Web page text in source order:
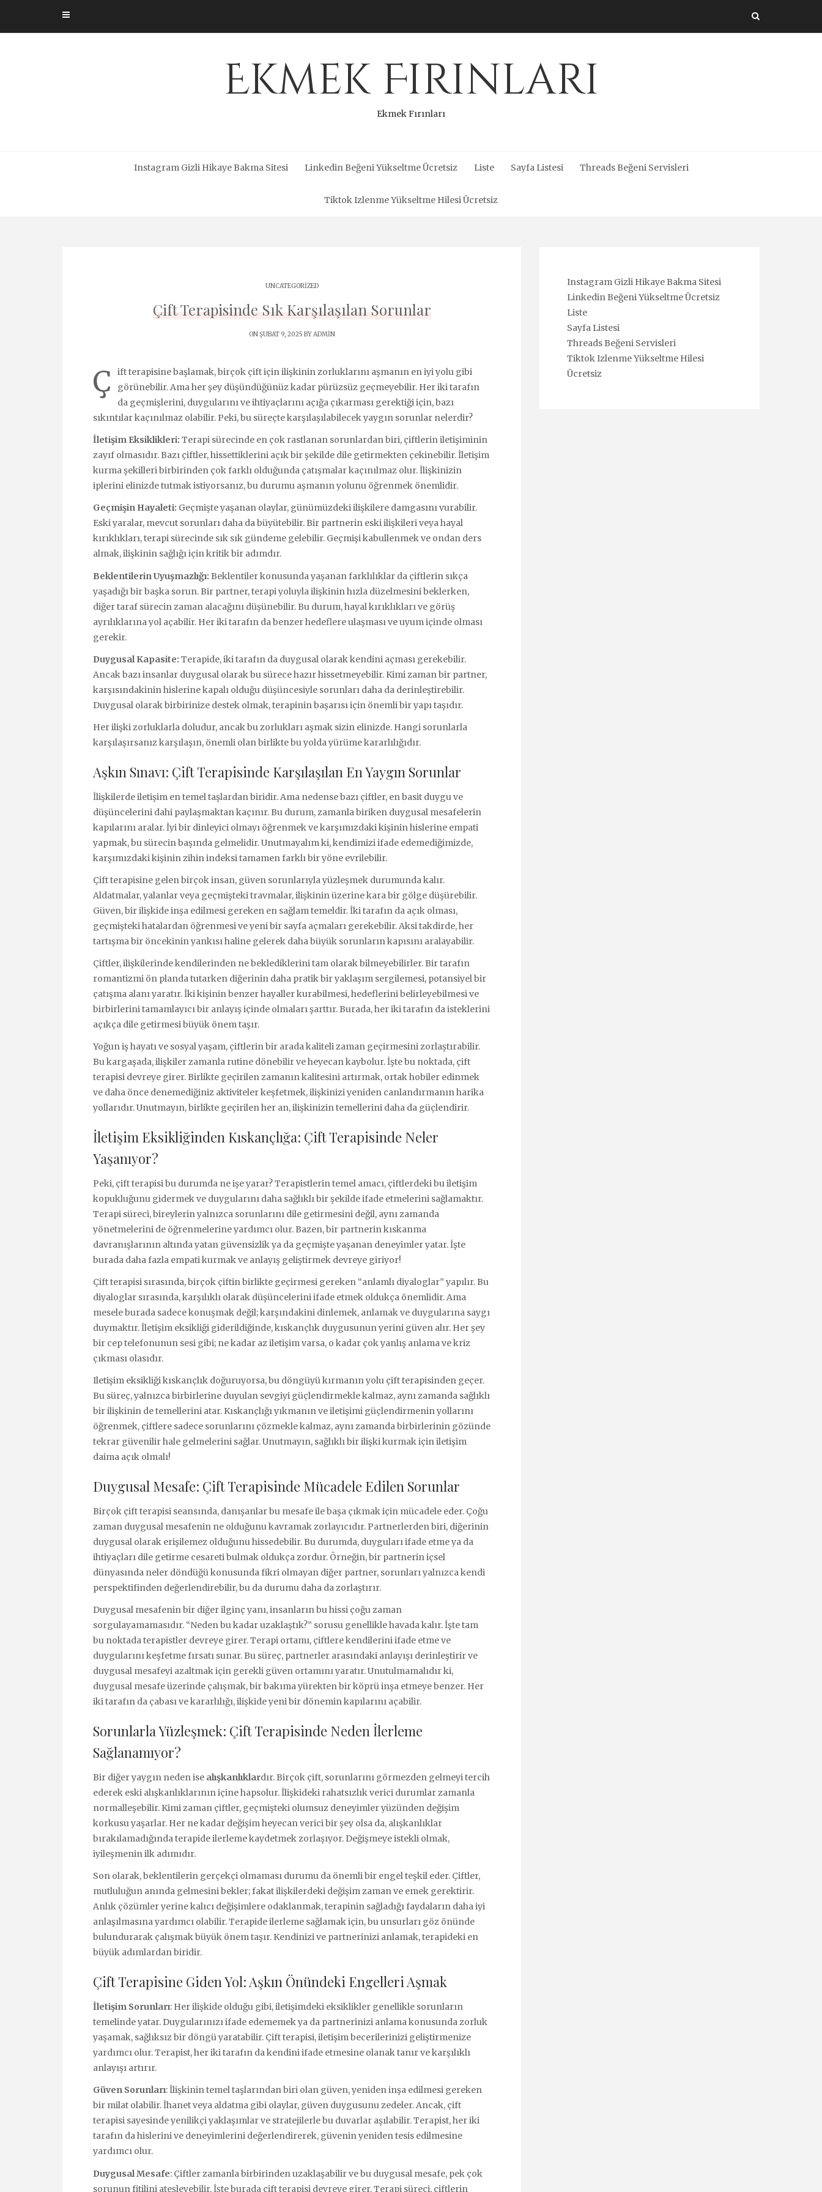
content
Ekmek Fırınları
Ekmek Fırınları
Instagram Gizli Hikaye Bakma Sitesi Linkedin Beğeni Yükseltme Ücretsiz Liste Sayfa Listesi Threads Beğeni Servisleri
Tiktok Izlenme Yükseltme Hilesi Ücretsiz
UNCATEGORIZED
Çift Terapisinde Sık Karşılaşılan Sorunlar
ON ŞUBAT 9, 2025 BYADMIN
Ç
ift terapisine başlamak, birçok çift için ilişkinin zorluklarını aşmanın en iyi yolu gibi
görünebilir. Ama her şey düşündüğünüz kadar pürüzsüz geçmeyebilir. Her iki tarafın
da geçmişlerini, duygularını ve ihtiyaçlarını açığa çıkarması gerektiği için, bazı
sıkıntılar kaçınılmaz olabilir. Peki, bu süreçte karşılaşılabilecek yaygın sorunlar nelerdir?
İletişim Eksiklikleri: Terapi sürecinde en çok rastlanan sorunlardan biri, çiftlerin iletişiminin
zayıf olmasıdır. Bazı çiftler, hissettiklerini açık bir şekilde dile getirmekten çekinebilir. İletişim
kurma şekilleri birbirinden çok farklı olduğunda çatışmalar kaçınılmaz olur. İlişkinizin
iplerini elinizde tutmak istiyorsanız, bu durumu aşmanın yolunu öğrenmek önemlidir.
Geçmişin Hayaleti: Geçmişte yaşanan olaylar, günümüzdeki ilişkilere damgasını vurabilir.
Eski yaralar, mevcut sorunları daha da büyütebilir. Bir partnerin eski ilişkileri veya hayal
kırıklıkları, terapi sürecinde sık sık gündeme gelebilir. Geçmişi kabullenmek ve ondan ders
almak, ilişkinin sağlığı için kritik bir adımdır.
Beklentilerin Uyuşmazlığı: Beklentiler konusunda yaşanan farklılıklar da çiftlerin sıkça
yaşadığı bir başka sorun. Bir partner, terapi yoluyla ilişkinin hızla düzelmesini beklerken,
diğer taraf sürecin zaman alacağını düşünebilir. Bu durum, hayal kırıklıkları ve görüş
ayrılıklarına yol açabilir. Her iki tarafın da benzer hedeflere ulaşması ve uyum içinde olması
gerekir.
Duygusal Kapasite: Terapide, iki tarafın da duygusal olarak kendini açması gerekebilir.
Ancak bazı insanlar duygusal olarak bu sürece hazır hissetmeyebilir. Kimi zaman bir partner,
karşısındakinin hislerine kapalı olduğu düşüncesiyle sorunları daha da derinleştirebilir.
Duygusal olarak birbirinize destek olmak, terapinin başarısı için önemli bir yapı taşıdır.
Her ilişki zorluklarla doludur, ancak bu zorlukları aşmak sizin elinizde. Hangi sorunlarla
karşılaşırsanız karşılaşın, önemli olan birlikte bu yolda yürüme kararlılığıdır.
Aşkın Sınavı: Çift Terapisinde Karşılaşılan En Yaygın Sorunlar
İlişkilerde iletişim en temel taşlardan biridir. Ama nedense bazı çiftler, en basit duygu ve
düşüncelerini dahi paylaşmaktan kaçınır. Bu durum, zamanla biriken duygusal mesafelerin
kapılarını aralar. İyi bir dinleyici olmayı öğrenmek ve karşımızdaki kişinin hislerine empati
yapmak, bu sürecin başında gelmelidir. Unutmayalım ki, kendimizi ifade edemediğimizde,
karşımızdaki kişinin zihin indeksi tamamen farklı bir yöne evrilebilir.
Çift terapisine gelen birçok insan, güven sorunlarıyla yüzleşmek durumunda kalır.
Aldatmalar, yalanlar veya geçmişteki travmalar, ilişkinin üzerine kara bir gölge düşürebilir.
Güven, bir ilişkide inşa edilmesi gereken en sağlam temeldir. İki tarafın da açık olması,
geçmişteki hatalardan öğrenmesi ve yeni bir sayfa açmaları gerekebilir. Aksi takdirde, her
tartışma bir öncekinin yankısı haline gelerek daha büyük sorunların kapısını aralayabilir.
Çiftler, ilişkilerinde kendilerinden ne beklediklerini tam olarak bilmeyebilirler. Bir tarafın
romantizmi ön planda tutarken diğerinin daha pratik bir yaklaşım sergilemesi, potansiyel bir
çatışma alanı yaratır. İki kişinin benzer hayaller kurabilmesi, hedeflerini belirleyebilmesi ve
birbirlerini tamamlayıcı bir anlayış içinde olmaları şarttır. Burada, her iki tarafın da isteklerini
açıkça dile getirmesi büyük önem taşır.
Yoğun iş hayatı ve sosyal yaşam, çiftlerin bir arada kaliteli zaman geçirmesini zorlaştırabilir.
Bu kargaşada, ilişkiler zamanla rutine dönebilir ve heyecan kaybolur. İşte bu noktada, çift
terapisi devreye girer. Birlikte geçirilen zamanın kalitesini artırmak, ortak hobiler edinmek
ve daha önce denemediğiniz aktiviteler keşfetmek, ilişkinizi yeniden canlandırmanın harika
yollarıdır. Unutmayın, birlikte geçirilen her an, ilişkinizin temellerini daha da güçlendirir.
İletişim Eksikliğinden Kıskançlığa: Çift Terapisinde Neler
Yaşanıyor?
Peki, çift terapisi bu durumda ne işe yarar? Terapistlerin temel amacı, çiftlerdeki bu iletişim
kopukluğunu gidermek ve duygularını daha sağlıklı bir şekilde ifade etmelerini sağlamaktır.
Terapi süreci, bireylerin yalnızca sorunlarını dile getirmesini değil, aynı zamanda
yönetmelerini de öğrenmelerine yardımcı olur. Bazen, bir partnerin kıskanma
davranışlarının altında yatan güvensizlik ya da geçmişte yaşanan deneyimler yatar. İşte
burada daha fazla empati kurmak ve anlayış geliştirmek devreye giriyor!
Çift terapisi sırasında, birçok çiftin birlikte geçirmesi gereken “anlamlı diyaloglar” yapılır. Bu
diyaloglar sırasında, karşılıklı olarak düşüncelerini ifade etmek oldukça önemlidir. Ama
mesele burada sadece konuşmak değil; karşındakini dinlemek, anlamak ve duygularına saygı
duymaktır. İletişim eksikliği giderildiğinde, kıskançlık duygusunun yerini güven alır. Her şey
bir cep telefonunun sesi gibi; ne kadar az iletişim varsa, o kadar çok yanlış anlama ve kriz
çıkması olasıdır.
Iletişim eksikliği kıskançlık doğuruyorsa, bu döngüyü kırmanın yolu çift terapisinden geçer.
Bu süreç, yalnızca birbirlerine duyulan sevgiyi güçlendirmekle kalmaz, aynı zamanda sağlıklı
bir ilişkinin de temellerini atar. Kıskançlığı yıkmanın ve iletişimi güçlendirmenin yollarını
öğrenmek, çiftlere sadece sorunlarını çözmekle kalmaz, aynı zamanda birbirlerinin gözünde
tekrar güvenilir hale gelmelerini sağlar. Unutmayın, sağlıklı bir ilişki kurmak için iletişim
daima açık olmalı!
Duygusal Mesafe: Çift Terapisinde Mücadele Edilen Sorunlar
Birçok çift terapisi seansında, danışanlar bu mesafe ile başa çıkmak için mücadele eder. Çoğu
zaman duygusal mesafenin ne olduğunu kavramak zorlayıcıdır. Partnerlerden biri, diğerinin
duygusal olarak erişilemez olduğunu hissedebilir. Bu durumda, duyguları ifade etme ya da
ihtiyaçları dile getirme cesareti bulmak oldukça zordur. Örneğin, bir partnerin içsel
dünyasında neler döndüğü konusunda fikri olmayan diğer partner, sorunları yalnızca kendi
perspektifinden değerlendirebilir, bu da durumu daha da zorlaştırır.
Duygusal mesafenin bir diğer ilginç yanı, insanların bu hissi çoğu zaman
sorgulayamamasıdır. “Neden bu kadar uzaklaştık?” sorusu genellikle havada kalır. İşte tam
bu noktada terapistler devreye girer. Terapi ortamı, çiftlere kendilerini ifade etme ve
duygularını keşfetme fırsatı sunar. Bu süreç, partnerler arasındaki anlayışı derinleştirir ve
duygusal mesafeyi azaltmak için gerekli güven ortamını yaratır. Unutulmamalıdır ki,
duygusal mesafe üzerinde çalışmak, bir bakıma yürekten bir köprü inşa etmeye benzer. Her
iki tarafın da çabası ve kararlılığı, ilişkide yeni bir dönemin kapılarını açabilir.
Sorunlarla Yüzleşmek: Çift Terapisinde Neden İlerleme
Sağlanamıyor?
Bir diğer yaygın neden ise alışkanlıklardır. Birçok çift, sorunlarını görmezden gelmeyi tercih
ederek eski alışkanlıklarının içine hapsolur. İlişkideki rahatsızlık verici durumlar zamanla
normalleşebilir. Kimi zaman çiftler, geçmişteki olumsuz deneyimler yüzünden değişim
korkusu yaşarlar. Her ne kadar değişim heyecan verici bir şey olsa da, alışkanlıklar
bırakılamadığında terapide ilerleme kaydetmek zorlaşıyor. Değişmeye istekli olmak,
iyileşmenin ilk adımıdır.
Son olarak, beklentilerin gerçekçi olmaması durumu da önemli bir engel teşkil eder. Çiftler,
mutluluğun anında gelmesini bekler; fakat ilişkilerdeki değişim zaman ve emek gerektirir.
Anlık çözümler yerine kalıcı değişimlere odaklanmak, terapinin sağladığı faydaların daha iyi
anlaşılmasına yardımcı olabilir. Terapide ilerleme sağlamak için, bu unsurları göz önünde
bulundurarak çalışmak büyük önem taşır. Kendinizi ve partnerinizi anlamak, terapideki en
büyük adımlardan biridir.
Çift Terapisine Giden Yol: Aşkın Önündeki Engelleri Aşmak
İletişim Sorunları: Her ilişkide olduğu gibi, iletişimdeki eksiklikler genellikle sorunların
temelinde yatar. Duygularınızı ifade edememek ya da partnerinizi anlama konusunda zorluk
yaşamak, sağlıksız bir döngü yaratabilir. Çift terapisi, iletişim becerilerinizi geliştirmenize
yardımcı olur. Terapist, her iki tarafın da kendini ifade etmesine olanak tanır ve karşılıklı
anlayışı artırır.
Güven Sorunları: İlişkinin temel taşlarından biri olan güven, yeniden inşa edilmesi gereken
bir milat olabilir. İhanet veya aldatma gibi olaylar, güven duygusunu zedeler. Ancak, çift
terapisi sayesinde yenilikçi yaklaşımlar ve stratejilerle bu duvarlar aşılabilir. Terapist, her iki
tarafın da hislerini ve deneyimlerini değerlendirerek, güvenin yeniden tesis edilmesine
yardımcı olur.
Duygusal Mesafe: Çiftler zamanla birbirinden uzaklaşabilir ve bu duygusal mesafe, pek çok
sorunun fitilini ateşleyebilir. İşte burada çift terapisi devreye girer. Terapi süreci, çiftlerin
Instagram Gizli Hikaye Bakma Sitesi
Linkedin Beğeni Yükseltme Ücretsiz
Liste
Sayfa Listesi
Threads Beğeni Servisleri
Tiktok Izlenme Yükseltme Hilesi
Ücretsiz